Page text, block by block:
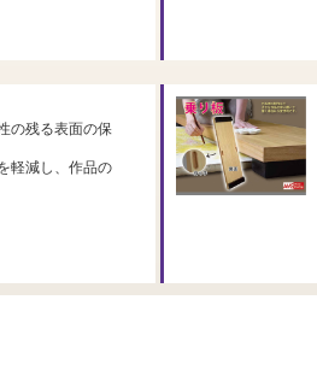
の残る表面の保
軽減し、作品の